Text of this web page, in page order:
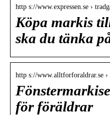
http s://www.expressen.se ›
Köpa markis
ska du tänka
http s://www.alltforforaldrar.se ›
för föräldrar